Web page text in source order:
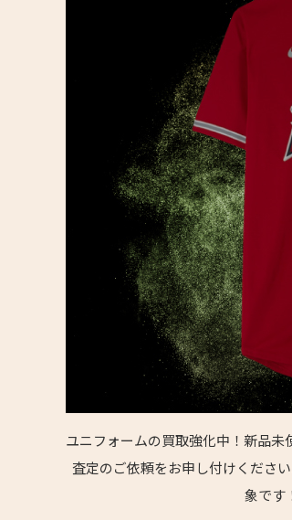
ユニフォームの買取強化中！新品
査定のご依頼をお申し付けくださ
象です